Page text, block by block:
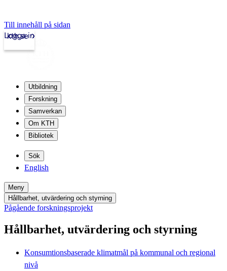
Till innehåll på sidan
kth.se
Logga in
Utbildning
Forskning
Samverkan
Om KTH
Bibliotek
Sök
English
Meny
Hållbarhet, utvärdering och styrning
Pågående forskningsprojekt
Hållbarhet, utvärdering och styrning
Konsumtionsbaserade klimatmål på kommunal och regional
nivå